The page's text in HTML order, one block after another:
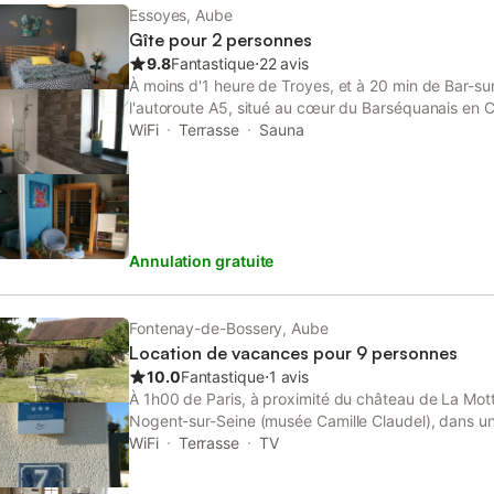
Essoyes, Aube
Gîte pour 2 personnes
9.8Fantastique⋅22 avis
À moins d'1 heure de Troyes, et à 20 min de Bar-
l'autoroute A5, situé au cœur du Barséquanais en
provenance de Paris et du Nord : autoroute A5,
Accès Wifi gratuit. • 1 chambre avec lit double,
d’un lit pliant d’appoint. Sur le palier, entre les 2
cabine à Infrarouge, jeux, livres, tisanerie, …
comprend la nuitée avec petit déjeuner et taxe de
toilette et draps fournis.
WiFi Terrasse Sauna
Annulation gratuite
Fontenay-de-Bossery, Aube
Location de vacances pour 9 personnes
10.0Fantastique⋅1 avis
À 1h00 de Paris, à proximité du château de La
Nogent-sur-Seine (musée Camille Claudel), dans
vous serez accueillis dans un gîte classé 3 étoiles,
WiFi Terrasse TV